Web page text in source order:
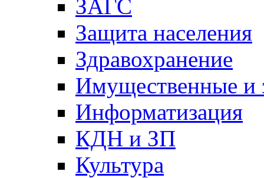
ЗАГС
Защита населения
Здравохранение
Имущественные и
Информатизация
КДН и ЗП
Культура